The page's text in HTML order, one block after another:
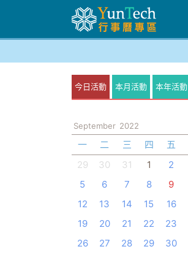
今日活動 本月活動 本年活動
September 2022
一 二 三 四 五
29
30 31 1 2
5
6 7 8 9
12
13 14 15 16
19
20 21 22 23
26
27 28 29 30